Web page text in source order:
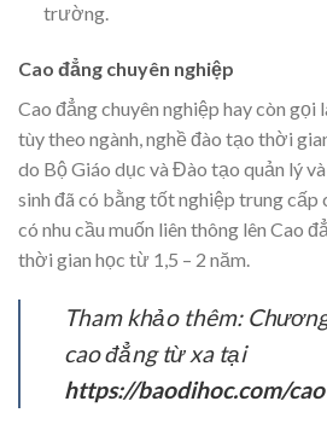
trường.
Cao đẳng chuyên nghiệp
Cao đẳng chuyên nghiệp hay còn gọi
tùy theo ngành, nghề đào tạo thời
do Bộ Giáo dục và Đào tạo quản lý
sinh đã có bằng tốt nghiệp trung cấp
có nhu cầu muốn liên thông lên Cao
thời gian học từ 1,5 – 2 năm.
Tham khảo thêm:
cao đẳng từ xa tại
https://baodihoc.com/